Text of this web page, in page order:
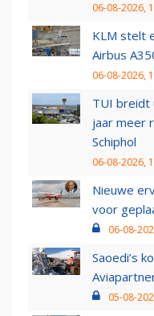
06-08-2026,
KLM stelt
Airbus
06-08-2026,
TUI breidt
jaar meer
Schiphol
06-08-2026,
Nieuwe
voor
06-08-
Saoedi’s
05-08-